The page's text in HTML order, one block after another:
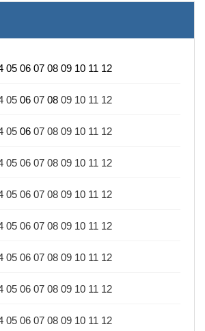
05 06 07 08 09 10 11 12
05 06 07 08 09 10 11 12
05 06 07 08 09 10 11 12
05 06 07 08 09 10 11 12
05 06 07 08 09 10 11 12
05 06 07 08 09 10 11 12
05 06 07 08 09 10 11 12
05 06 07 08 09 10 11 12
05 06 07 08 09 10 11 12